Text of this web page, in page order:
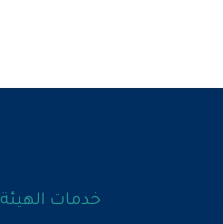
خدمات الهيئة